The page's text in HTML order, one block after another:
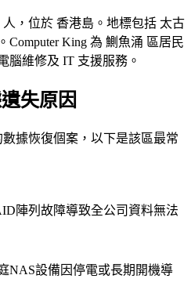
人，位於 香港島。地標包括 太古
King 為 鰂魚涌 區居民
腦維修及 IT 支援服務。
失原因
據恢復個案，以下是該區最常
陣列故障導致全公司資料無法
NAS設備因停電或長期開機導